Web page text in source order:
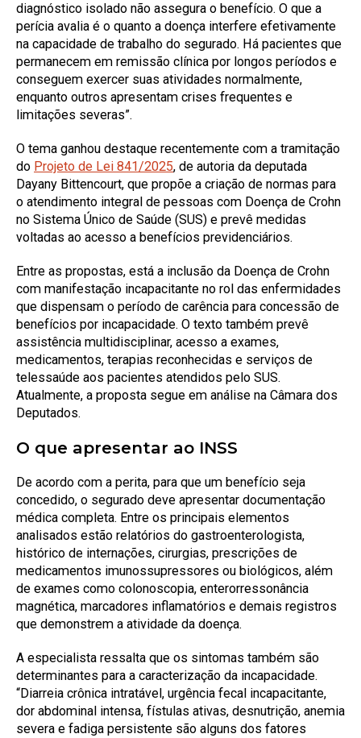
diagnóstico isolado não assegura o benefício. O que a
perícia avalia é o quanto a doença interfere efetivamente
na capacidade de trabalho do segurado. Há pacientes que
permanecem em remissão clínica por longos períodos e
conseguem exercer suas atividades normalmente,
enquanto outros apresentam crises frequentes e
limitações severas”.
O tema ganhou destaque recentemente com a tramitação
do Projeto de Lei 841/2025, de autoria da deputada
Dayany Bittencourt, que propõe a criação de normas para
o atendimento integral de pessoas com Doença de Crohn
no Sistema Único de Saúde (SUS) e prevê medidas
voltadas ao acesso a benefícios previdenciários.
Entre as propostas, está a inclusão da Doença de Crohn
com manifestação incapacitante no rol das enfermidades
que dispensam o período de carência para concessão de
benefícios por incapacidade. O texto também prevê
assistência multidisciplinar, acesso a exames,
medicamentos, terapias reconhecidas e serviços de
telessaúde aos pacientes atendidos pelo SUS.
Atualmente, a proposta segue em análise na Câmara dos
Deputados.
O que apresentar ao INSS
De acordo com a perita, para que um benefício seja
concedido, o segurado deve apresentar documentação
médica completa. Entre os principais elementos
analisados estão relatórios do gastroenterologista,
histórico de internações, cirurgias, prescrições de
medicamentos imunossupressores ou biológicos, além
de exames como colonoscopia, enterorressonância
magnética, marcadores inflamatórios e demais registros
que demonstrem a atividade da doença.
A especialista ressalta que os sintomas também são
determinantes para a caracterização da incapacidade.
“Diarreia crônica intratável, urgência fecal incapacitante,
dor abdominal intensa, fístulas ativas, desnutrição, anemia
severa e fadiga persistente são alguns dos fatores